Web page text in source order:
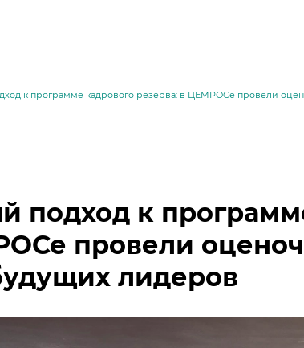
к программе кадрового резерва: в ЦЕМРОСе провели
подход к
провели
лидеров